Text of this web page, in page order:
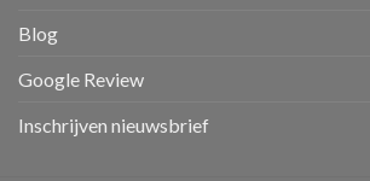
Blog
Google Review
Inschrijven nieuwsbrief